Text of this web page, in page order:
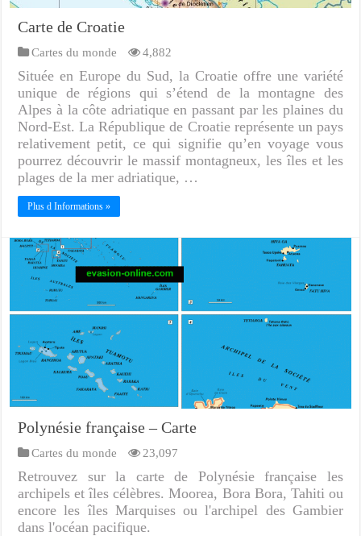
Carte de Croatie
Cartes du monde 4,882
Située en Europe du Sud, la Croatie offre une variété
unique de régions qui s’étend de la montagne des
Alpes à la côte adriatique en passant par les plaines du
Nord-Est. La République de Croatie représente un pays
relativement petit, ce qui signifie qu’en voyage vous
pourrez découvrir le massif montagneux, les îles et les
plages de la mer adriatique, …
Plus d Informations »
Polynésie française – Carte
Cartes du monde 23,097
Retrouvez sur la carte de Polynésie française les
archipels et îles célèbres. Moorea, Bora Bora, Tahiti ou
encore les îles Marquises ou l'archipel des Gambier
dans l'océan pacifique.